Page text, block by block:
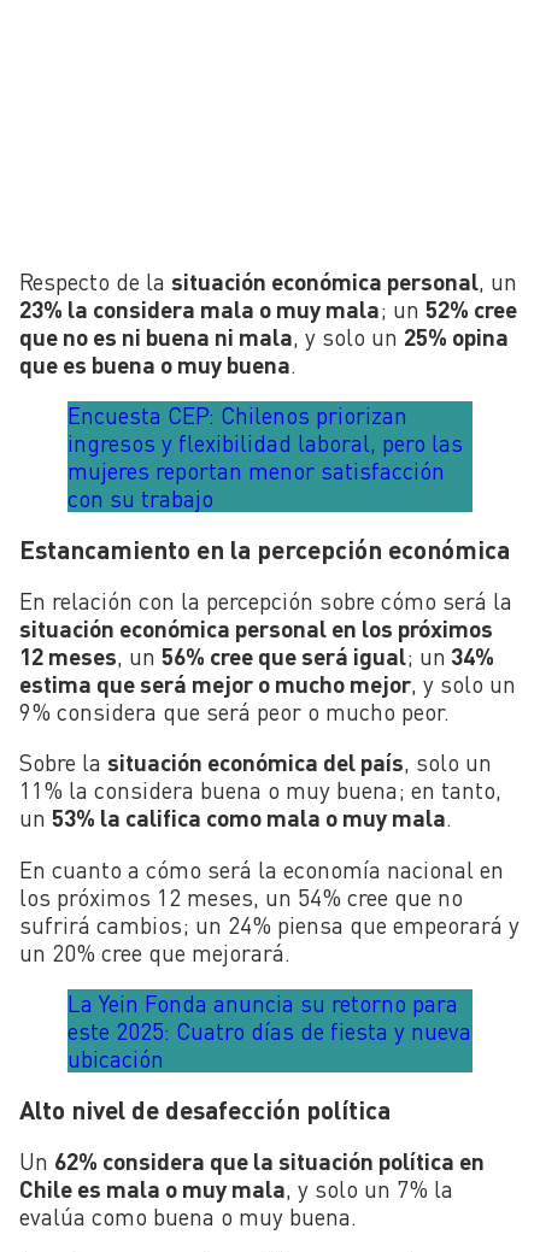
Respecto de la situación económica personal, un
23% la considera mala o muy mala; un 52% cree
que no es ni buena ni mala, y solo un 25% opina
que es buena o muy buena.
Encuesta CEP: Chilenos priorizan
ingresos y flexibilidad laboral, pero las
mujeres reportan menor satisfacción
con su trabajo
Estancamiento en la percepción económica
En relación con la percepción sobre cómo será la
situación económica personal en los próximos
12 meses, un 56% cree que será igual; un 34%
estima que será mejor o mucho mejor, y solo un
9% considera que será peor o mucho peor.
Sobre la situación económica del país, solo un
11% la considera buena o muy buena; en tanto,
un 53% la califica como mala o muy mala.
En cuanto a cómo será la economía nacional en
los próximos 12 meses, un 54% cree que no
sufrirá cambios; un 24% piensa que empeorará y
un 20% cree que mejorará.
La Yein Fonda anuncia su retorno para
este 2025: Cuatro días de fiesta y nueva
ubicación
Alto nivel de desafección política
Un 62% considera que la situación política en
Chile es mala o muy mala, y solo un 7% la
evalúa como buena o muy buena.